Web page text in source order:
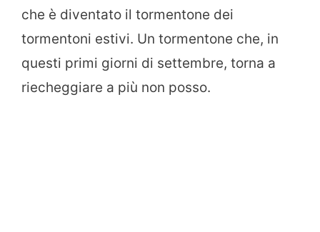
che è diventato il tormentone dei
tormentoni estivi. Un tormentone che, in
questi primi giorni di settembre, torna a
riecheggiare a più non posso.